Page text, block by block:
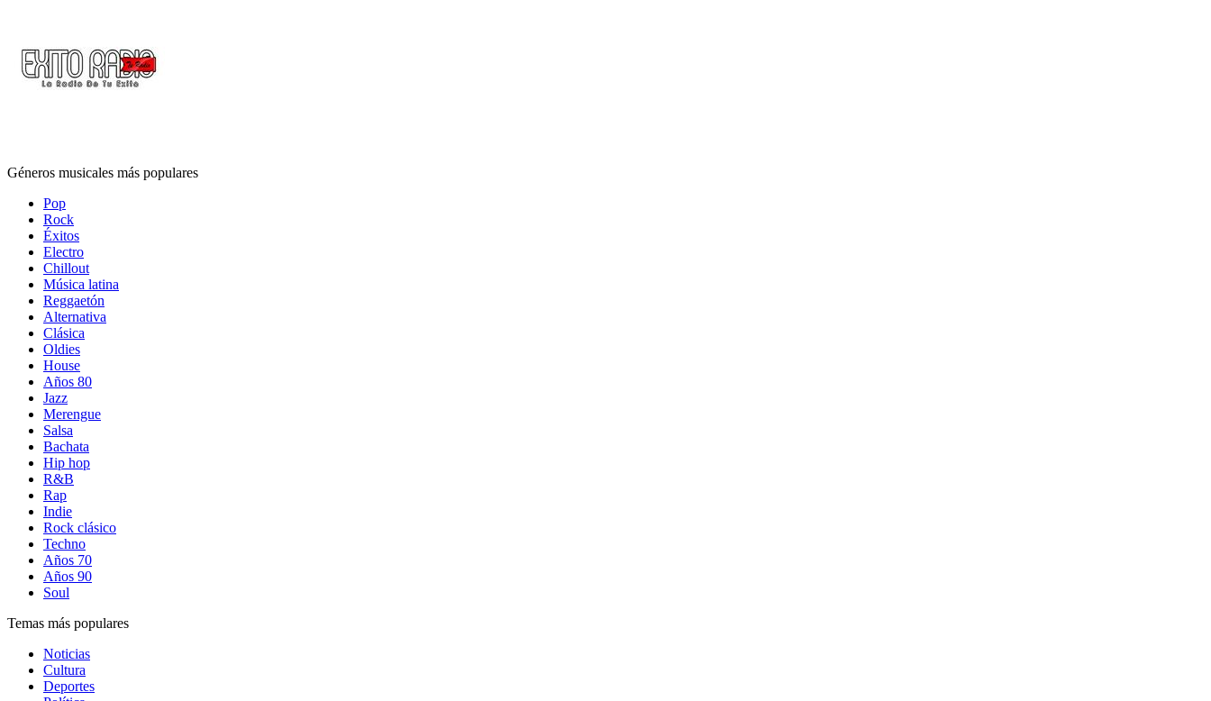
Géneros musicales más populares
Pop
Rock
Éxitos
Electro
Chillout
Música latina
Reggaetón
Alternativa
Clásica
Oldies
House
Años 80
Jazz
Merengue
Salsa
Bachata
Hip hop
R&B
Rap
Indie
Rock clásico
Techno
Años 70
Años 90
Soul
Temas más populares
Noticias
Cultura
Deportes